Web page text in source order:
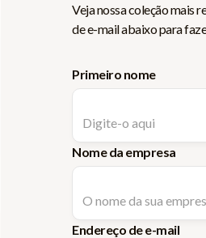
Veja nossa coleção mais
de e-mail abaixo para
Primeiro nome
Nome da empresa
Endereço de e-mail